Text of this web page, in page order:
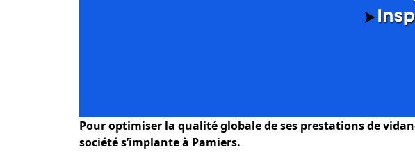
Pour optimiser la qualité globale de ses prestations de
société s’implante à Pamiers.